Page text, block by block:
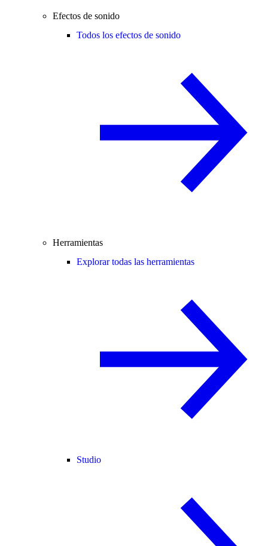
Efectos de sonido
Todos los efectos de sonido
Herramientas
Explorar todas las herramientas
Studio